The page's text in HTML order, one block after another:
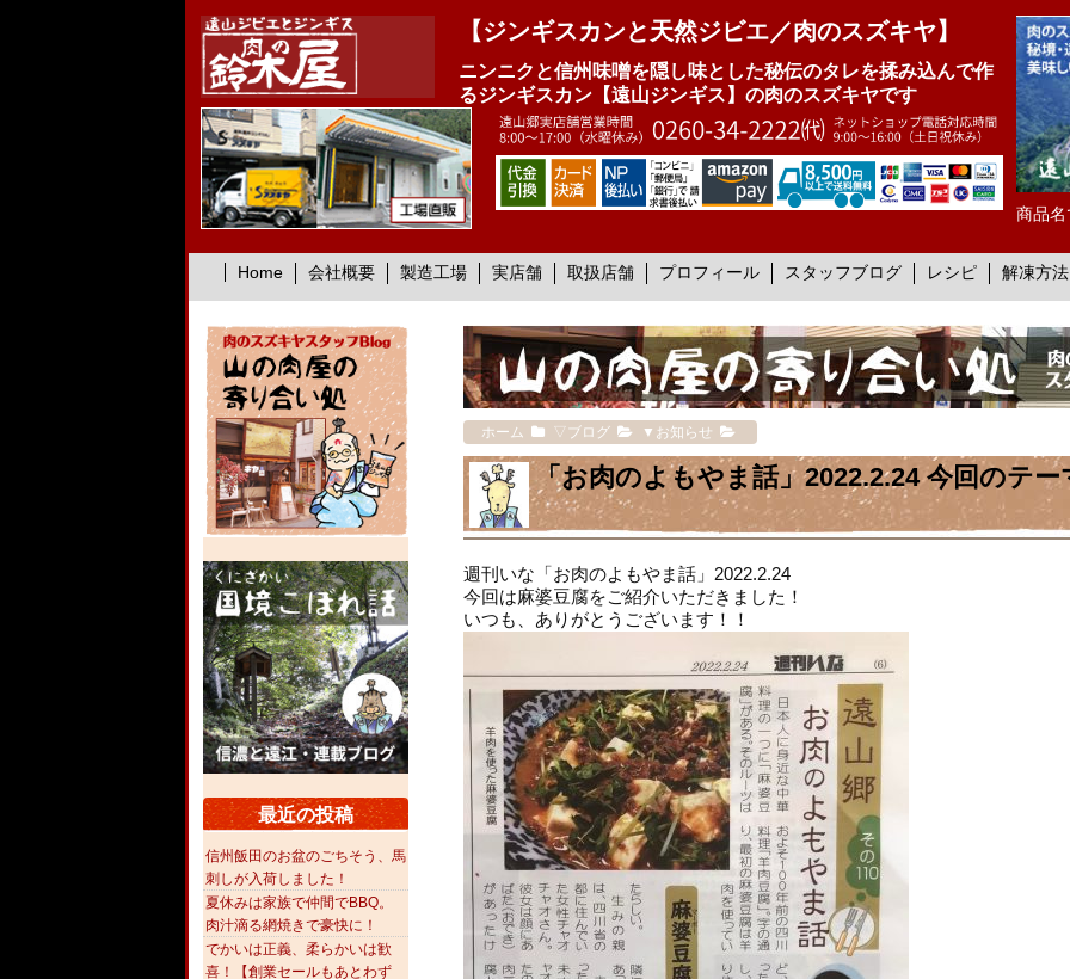
【ジンギスカンと天然ジビエ／肉のスズキヤ】
ニンニクと信州味噌を隠し味とした秘伝のタレを揉み込んで作
るジンギスカン【遠山ジンギス】の肉のスズキヤです
商品
Home 会社概要 製造工場 実店舗 取扱店舗 プロフィール スタッフブログ レシピ 解凍方法
ホーム ▽ブログ ▼お知らせ
「お肉のよもやま話」2022.2.24 今回のテー
週刊いな「お肉のよもやま話」2022.2.24
今回は麻婆豆腐をご紹介いただきました！
いつも、ありがとうございます！！
最近の投稿
信州飯田のお盆のごちそう、馬
刺しが入荷しました！
夏休みは家族で仲間でBBQ。
肉汁滴る網焼きで豪快に！
でかいは正義、柔らかいは歓
喜！【創業セールもあとわず